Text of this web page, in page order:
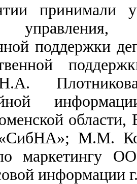
принимали
поддержки
М.М.
маркетингу
информации